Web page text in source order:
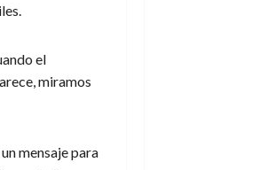
el
miramos
mensaje para